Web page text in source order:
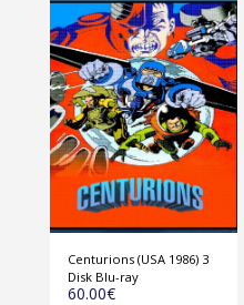
Centurions (USA 1986) 3
Disk Blu-ray
60.00€